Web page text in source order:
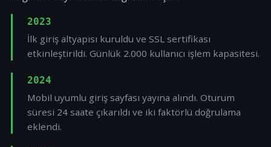
2023
İlk giriş altyapısı kuruldu ve SSL sertifikası
etkinleştirildi. Günlük 2.000 kullanıcı işlem kapasitesi.
2024
Mobil uyumlu giriş sayfası yayına alındı. Oturum
süresi 24 saate çıkarıldı ve iki faktörlü doğrulama
eklendi.